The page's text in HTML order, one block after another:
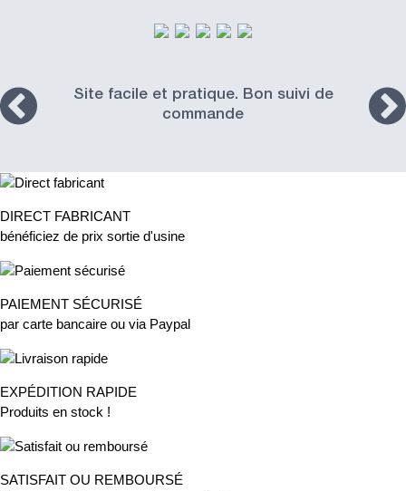
Site facile et pratique. Bon suivi de
commande
DIRECT FABRICANT
bénéficiez de prix sortie d'usine
PAIEMENT SÉCURISÉ
par carte bancaire ou via Paypal
EXPÉDITION RAPIDE
Produits en stock !
SATISFAIT OU REMBOURSÉ